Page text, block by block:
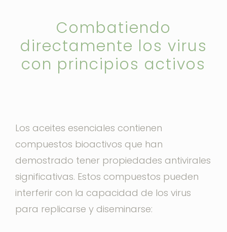
Combatiendo
directamente los virus
con principios activos
Los aceites esenciales contienen
compuestos bioactivos que han
demostrado tener propiedades antivirales
significativas. Estos compuestos pueden
interferir con la capacidad de los virus
para replicarse y diseminarse: